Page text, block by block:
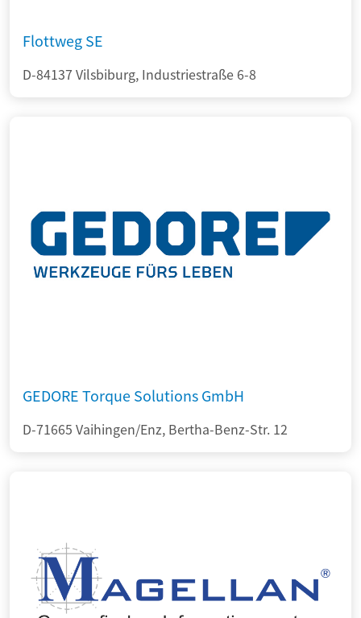
Flottweg SE
D-84137 Vilsbiburg, Industriestraße 6-8
GEDORE Torque Solutions GmbH
D-71665 Vaihingen/Enz, Bertha-Benz-Str. 12